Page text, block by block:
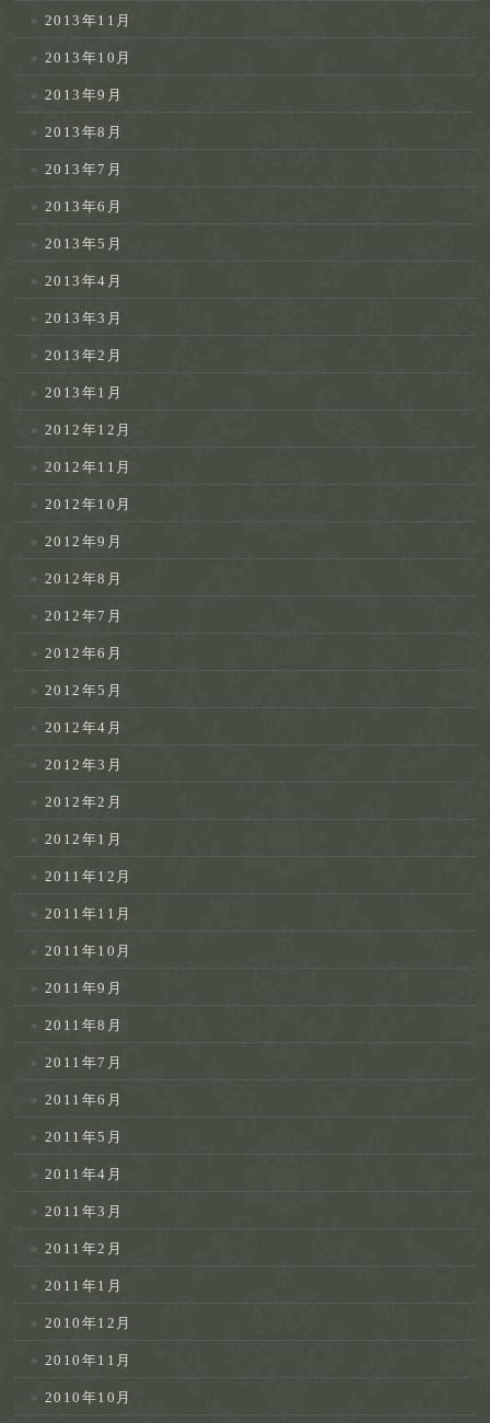
2013年11月
2013年10月
2013年9月
2013年8月
2013年7月
2013年6月
2013年5月
2013年4月
2013年3月
2013年2月
2013年1月
2012年12月
2012年11月
2012年10月
2012年9月
2012年8月
2012年7月
2012年6月
2012年5月
2012年4月
2012年3月
2012年2月
2012年1月
2011年12月
2011年11月
2011年10月
2011年9月
2011年8月
2011年7月
2011年6月
2011年5月
2011年4月
2011年3月
2011年2月
2011年1月
2010年12月
2010年11月
2010年10月